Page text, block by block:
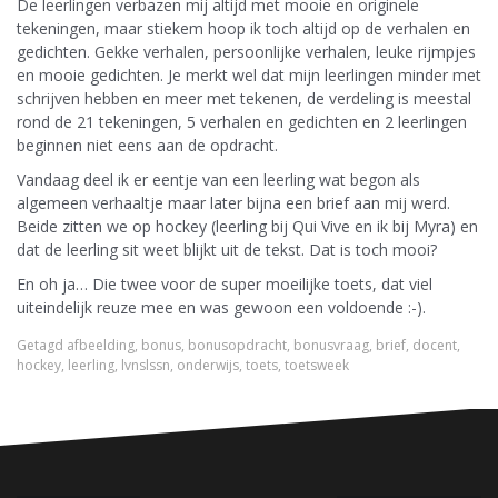
De leerlingen verbazen mij altijd met mooie en originele
tekeningen, maar stiekem hoop ik toch altijd op de verhalen en
gedichten. Gekke verhalen, persoonlijke verhalen, leuke rijmpjes
en mooie gedichten. Je merkt wel dat mijn leerlingen minder met
schrijven hebben en meer met tekenen, de verdeling is meestal
rond de 21 tekeningen, 5 verhalen en gedichten en 2 leerlingen
beginnen niet eens aan de opdracht.
Vandaag deel ik er eentje van een leerling wat begon als
algemeen verhaaltje maar later bijna een brief aan mij werd.
Beide zitten we op hockey (leerling bij Qui Vive en ik bij Myra) en
dat de leerling sit weet blijkt uit de tekst. Dat is toch mooi?
En oh ja… Die twee voor de super moeilijke toets, dat viel
uiteindelijk reuze mee en was gewoon een voldoende :-).
Getagd afbeelding, bonus, bonusopdracht, bonusvraag, brief, docent,
hockey, leerling, lvnslssn, onderwijs, toets, toetsweek